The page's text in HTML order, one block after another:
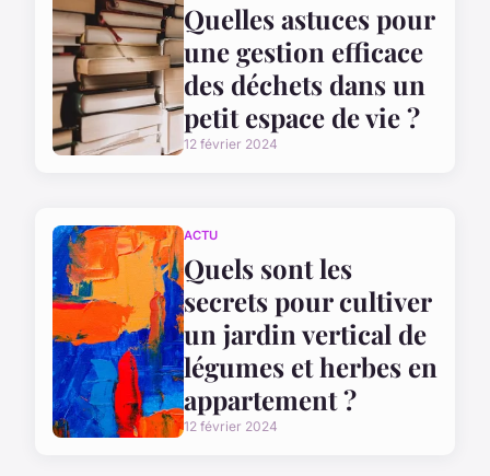
Quelles astuces pour
une gestion efficace
des déchets dans un
petit espace de vie ?
12 février 2024
ACTU
Quels sont les
secrets pour cultiver
un jardin vertical de
légumes et herbes en
appartement ?
12 février 2024